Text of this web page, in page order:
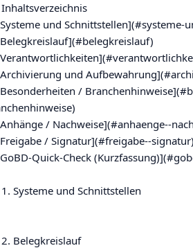
und Schnittstellen](#systeme-
und
/
/ Nachweise](#anhaenge--
/ Signatur](#freigabe--signatur)
Systeme und Schnittstellen
Belegkreislauf